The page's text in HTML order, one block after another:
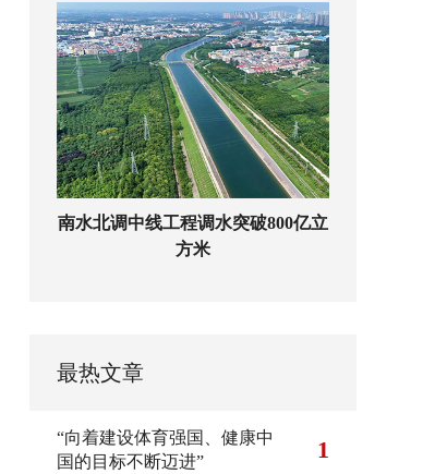
南水北调中线工程调水突破800亿立
方米
最热文章
“向着建设体育强国、健康中
国的目标不断迈进”
1